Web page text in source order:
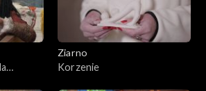
Ziarno
Korzenie